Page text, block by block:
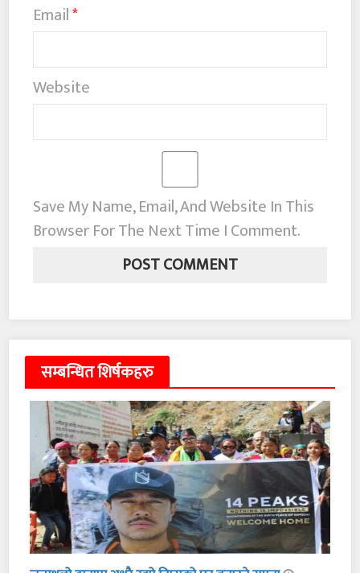
Email*
Website
Save My Name, Email, And Website In This
Browser For The Next Time I Comment.
सम्बन्धित शिर्षकहरु